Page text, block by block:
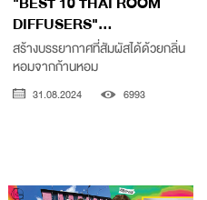
DIFFUSERS"...
สร้างบรรยากาศที่สัมผัสได้ด้วยกลิ่น
หอมจากก้านหอม
31.08.2024 6993